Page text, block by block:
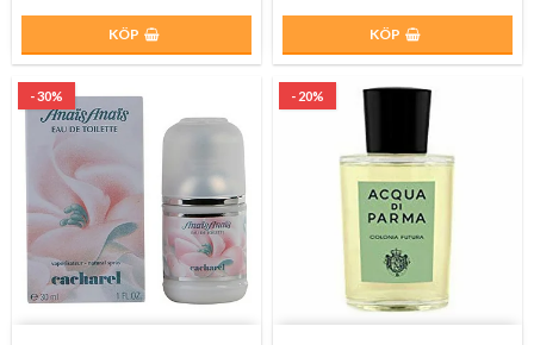
KÖP KÖP
- 30% - 20%